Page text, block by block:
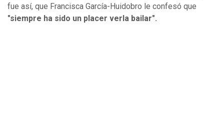
fue así, que Francisca García-Huidobro le confesó que
"siempre ha sido un placer verla bailar".